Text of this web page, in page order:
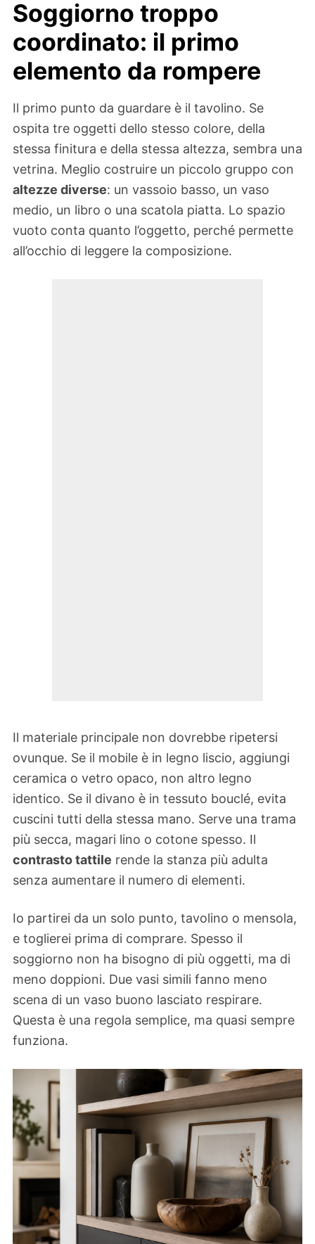
Soggiorno troppo
coordinato: il primo
elemento da rompere
Il primo punto da guardare è il tavolino. Se
ospita tre oggetti dello stesso colore, della
stessa finitura e della stessa altezza, sembra una
vetrina. Meglio costruire un piccolo gruppo con
altezze diverse: un vassoio basso, un vaso
medio, un libro o una scatola piatta. Lo spazio
vuoto conta quanto l’oggetto, perché permette
all’occhio di leggere la composizione.
Il materiale principale non dovrebbe ripetersi
ovunque. Se il mobile è in legno liscio, aggiungi
ceramica o vetro opaco, non altro legno
identico. Se il divano è in tessuto bouclé, evita
cuscini tutti della stessa mano. Serve una trama
più secca, magari lino o cotone spesso. Il
contrasto tattile rende la stanza più adulta
senza aumentare il numero di elementi.
Io partirei da un solo punto, tavolino o mensola,
e toglierei prima di comprare. Spesso il
soggiorno non ha bisogno di più oggetti, ma di
meno doppioni. Due vasi simili fanno meno
scena di un vaso buono lasciato respirare.
Questa è una regola semplice, ma quasi sempre
funziona.